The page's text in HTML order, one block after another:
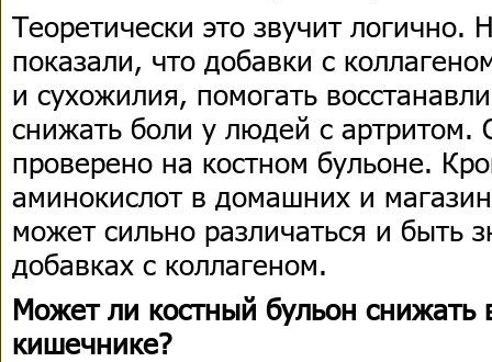
Теоретически это звучит логично.
показали, что добавки с
и сухожилия, помогать
снижать боли у людей с артритом.
проверено на костном бульоне.
аминокислот в домашних и
может сильно различаться и быть
добавках с коллагеном.
Может ли костный бульон снижать
кишечнике?